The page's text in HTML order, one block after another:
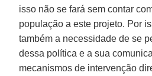
isso não se fará sem contar
população a este projeto. Por
também a necessidade de se
dessa política e a sua
mecanismos de intervenção